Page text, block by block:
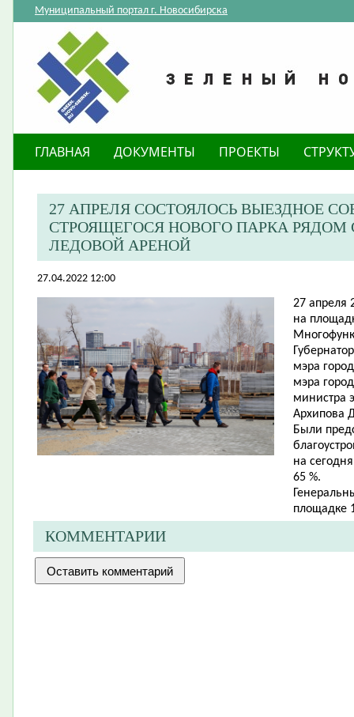
Муниципальный портал г. Новосибирска
ГЛАВНАЯ ДОКУМЕНТЫ ПРОЕКТЫ
27 АПРЕЛЯ СОСТОЯЛОСЬ ВЫЕЗДНОЕ
СТРОЯЩЕГОСЯ НОВОГО ПАРКА
ЛЕДОВОЙ АРЕНОЙ
27.04.2022 12:00
27 апреля
на
мэра
мэра
министра
Архипова
Были
на
65 %.
площадке
КОММЕНТАРИИ